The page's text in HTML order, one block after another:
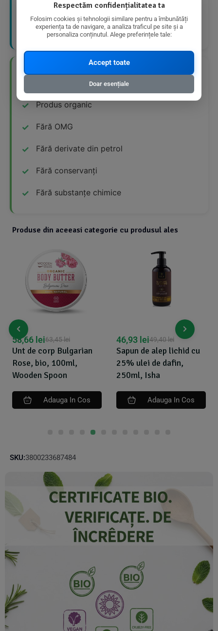
timpul creșterii rapide. Se aplică pe zona
afectată după duș și se masează ușor în piele
până la absorbția completă.
👍 Avantaje Nutriționale
Produs organic
Fără OMG
Fără derivate din petrol
Fără conservanți
Fără substanțe chimice
Produse din aceeasi categorie cu produsul ales
Unt de corp Bulgarian
Rose, bio, 100ml,
Wooden Spoon
63,45lei
58,66 lei
Adauga In Cos
Sapun de alep lichid cu
25% ulei de dafin,
250ml, Isha
49,40lei
46,93 lei
Adauga In Cos
SKU:3800233687484
Respectăm confidențialitatea ta
Folosim cookies și tehnologii similare pentru a îmbunătăți
experiența ta de navigare, a analiza traficul pe site și a
personaliza conținutul. Alege preferințele tale:
Accept toate
Doar esențiale